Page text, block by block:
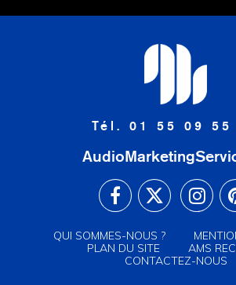
Tél. 01 55 09 55
QUI SOMMES-NOUS ?
PLAN DU SITE
AMS
CONTACTEZ-NOUS